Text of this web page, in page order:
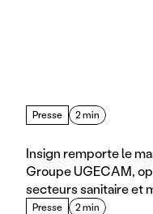
Presse 2 min
Insign remporte le
Groupe UGECAM,
secteurs sanitaire et
Presse 2 min